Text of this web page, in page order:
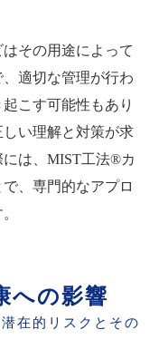
その用途によって
適切な管理が行わ
こす可能性もあり
い理解と対策が求
は、MIST工法®カ
、専門的なアプロ
への影響
在的リスクとその